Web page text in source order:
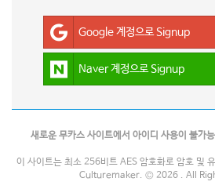
Google 계정으로 Signup
Naver 계정으로 Signup
새로운 무카스 사이트에서 아이디 사용이 불가
이 사이트는 최소 256비트 AES 암호화로 암호 및
Culturemaker. © 2026 . All